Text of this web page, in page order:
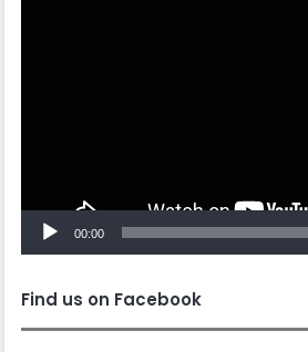
00:00
Find us on Facebook